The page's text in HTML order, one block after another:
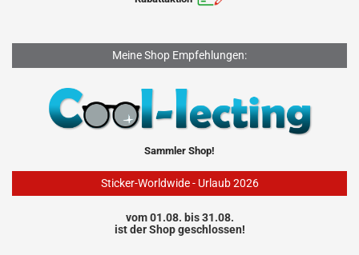
Meine Shop Empfehlungen:
Sammler Shop!
Sticker-Worldwide - Urlaub 2026
vom 01.08. bis 31.08.
ist der Shop geschlossen!